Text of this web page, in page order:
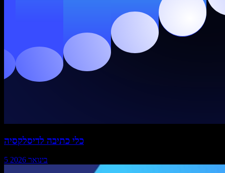
כלי כתיבה לדיסלקסיה
5 בינואר 2026